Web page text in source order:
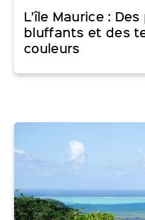
L’île Maurice :
bluffants et des
couleurs